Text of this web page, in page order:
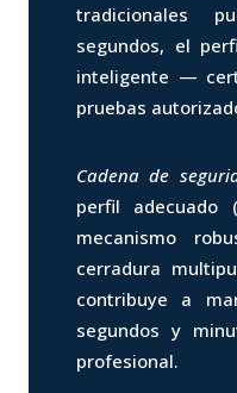
tradicionales
segundos, el
inteligente —
pruebas
Cadena de
perfil adecuado
mecanismo
cerradura
contribuye a
segundos y
profesional.